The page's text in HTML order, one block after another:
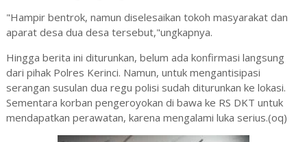
"Hampir bentrok, namun diselesaikan tokoh masyarakat dan
aparat desa dua desa tersebut,"ungkapnya.
Hingga berita ini diturunkan, belum ada konfirmasi langsung
dari pihak Polres Kerinci. Namun, untuk mengantisipasi
serangan susulan dua regu polisi sudah diturunkan ke lokasi.
Sementara korban pengeroyokan di bawa ke RS DKT untuk
mendapatkan perawatan, karena mengalami luka serius.(oq)